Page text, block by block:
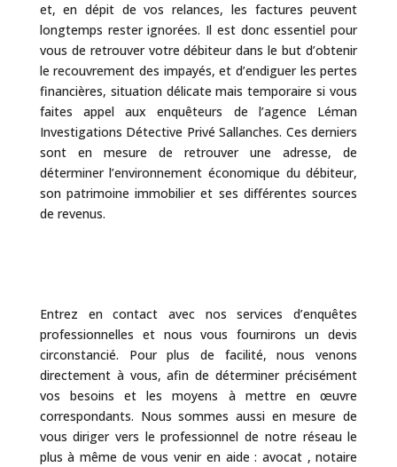
et, en dépit de vos relances, les factures peuvent
longtemps rester ignorées. Il est donc essentiel pour
vous de retrouver votre débiteur dans le but d’obtenir
le recouvrement des impayés, et d’endiguer les pertes
financières, situation délicate mais temporaire si vous
faites appel aux enquêteurs de l’agence Léman
Investigations Détective Privé Sallanches. Ces derniers
sont en mesure de retrouver une adresse, de
déterminer l’environnement économique du débiteur,
son patrimoine immobilier et ses différentes sources
de revenus.
Entrez en contact avec nos services d’enquêtes
professionnelles et nous vous fournirons un devis
circonstancié. Pour plus de facilité, nous venons
directement à vous, afin de déterminer précisément
vos besoins et les moyens à mettre en œuvre
correspondants. Nous sommes aussi en mesure de
vous diriger vers le professionnel de notre réseau le
plus à même de vous venir en aide : avocat , notaire